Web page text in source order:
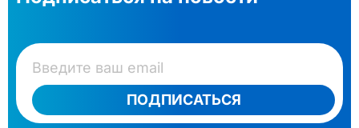
ПОДПИСАТЬСЯ